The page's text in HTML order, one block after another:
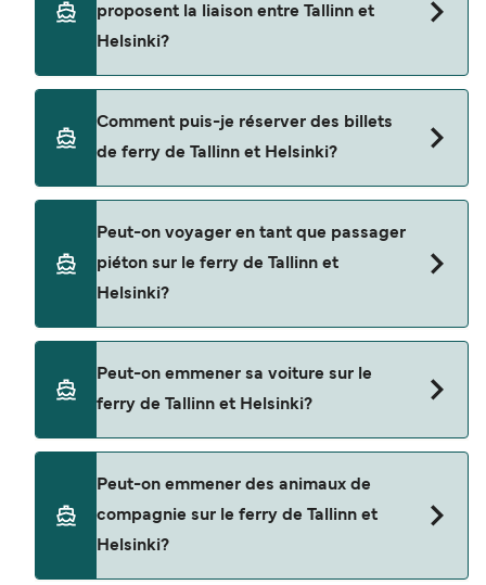
de Tallinn à Helsinki est de $162. Prix hors frais de
réservation.
proposent la liaison entre Tallinn et
Helsinki?
naviguer de Tallinn à Helsinki. Il s'agit de
Eckerö Line
Comment puis-je réserver des billets
de ferry de Tallinn et Helsinki?
utilisant notre moteur de recherche et consultez
notre page d'offres pour consulter les dernières
promotions disponibles.
Peut-on voyager en tant que passager
piéton sur le ferry de Tallinn et
Helsinki?
piéton de Tallinn à Helsinki avec
Eckerö Line
Peut-on emmener sa voiture sur le
ferry de Tallinn et Helsinki?
Tallink Silja Line
Peut-on emmener des animaux de
compagnie sur le ferry de Tallinn et
Helsinki?